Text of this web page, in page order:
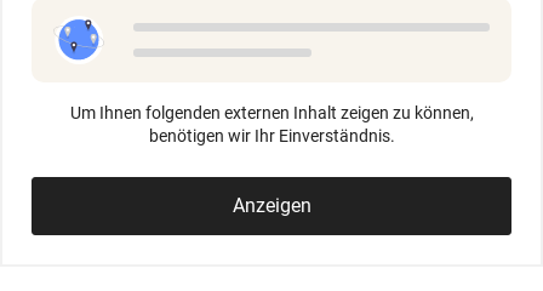
search
eingeben
Um Ihnen folgenden externen Inhalt zeigen zu können,
benötigen wir Ihr Einverständnis.
Anzeigen